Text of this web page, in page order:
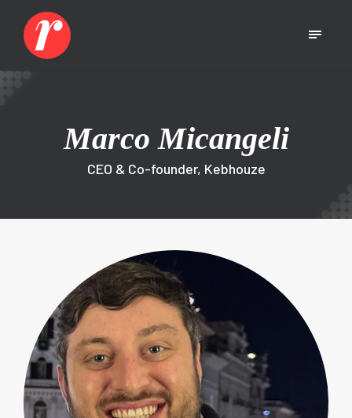
Marco Micangeli
CEO & Co-founder, Kebhouze